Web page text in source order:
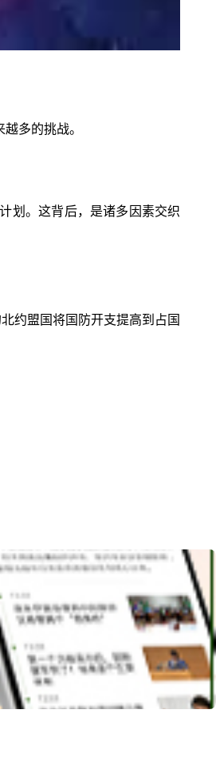
多的挑战。
划。这背后，是诸多因素交织
约盟国将国防开支提高到占国